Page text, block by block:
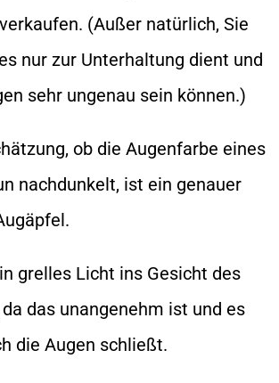
(Außer natürlich, Sie
nur zur Unterhaltung dient und
sehr ungenau sein können.)
ob die Augenfarbe eines
nachdunkelt, ist ein genauer
grelles Licht ins Gesicht des
das unangenehm ist und es
die Augen schließt.